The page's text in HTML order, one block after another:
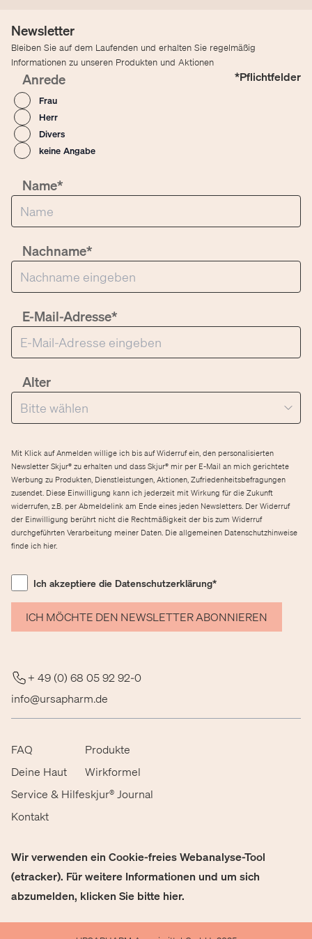
Newsletter
Bleiben Sie auf dem Laufenden und erhalten Sie regelmäßig
Informationen zu unseren Produkten und Aktionen
Anrede
Frau
Herr
Divers
keine Angabe
*Pflichtfelder
Name*
Nachname*
E-Mail-Adresse*
Alter
Mit Klick auf Anmelden willige ich bis auf Widerruf ein, den personalisierten
Newsletter Skjur® zu erhalten und dass Skjur® mir per E-Mail an mich gerichtete
Werbung zu Produkten, Dienstleistungen, Aktionen, Zufriedenheitsbefragungen
zusendet. Diese Einwilligung kann ich jederzeit mit Wirkung für die Zukunft
widerrufen, z.B. per Abmeldelink am Ende eines jeden Newsletters. Der Widerruf
der Einwilligung berührt nicht die Rechtmäßigkeit der bis zum Widerruf
durchgeführten Verarbeitung meiner Daten. Die allgemeinen Datenschutzhinweise
finde ich hier.
Ich akzeptiere die Datenschutzerklärung*
ICH MÖCHTE DEN NEWSLETTER ABONNIEREN
+ 49 (0) 68 05 92 92-0
info@ursapharm.de
FAQ
Deine Haut
Service & Hilfe
Kontakt
Produkte
Wirkformel
skjur® Journal
Wir verwenden ein Cookie-freies Webanalyse-Tool
(etracker). Für weitere Informationen und um sich
abzumelden, klicken Sie bitte hier.